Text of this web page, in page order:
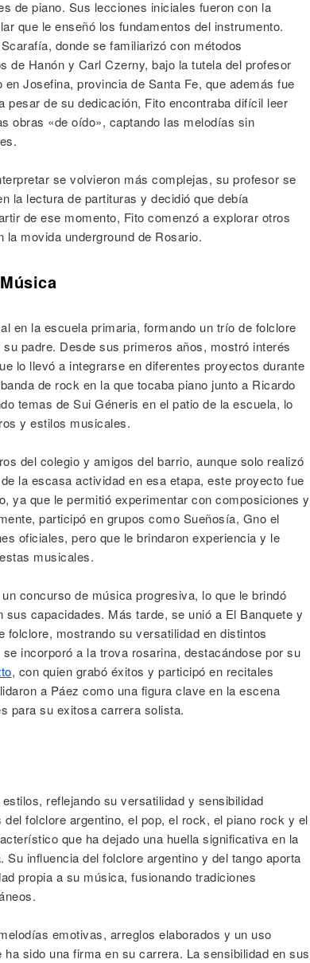
de piano. Sus lecciones iniciales fueron con la
que le enseñó los fundamentos del instrumento.
donde se familiarizó con métodos
de Hanón y Carl Czerny, bajo la tutela del profesor
Josefina, provincia de Santa Fe, que además fue
pesar de su dedicación, Fito encontraba difícil leer
obras «de oído», captando las melodías sin
se volvieron más complejas, su profesor se
la lectura de partituras y decidió que debía
de ese momento, Fito comenzó a explorar otros
movida underground de Rosario.
en la escuela primaria, formando un trío de folclore
padre. Desde sus primeros años, mostró interés
lo llevó a integrarse en diferentes proyectos durante
de rock en la que tocaba piano junto a Ricardo
temas de Sui Géneris en el patio de la escuela, lo
y estilos musicales.
del colegio y amigos del barrio, aunque solo realizó
la escasa actividad en esa etapa, este proyecto fue
ya que le permitió experimentar con composiciones y
participó en grupos como Sueñosía, Gno el
oficiales, pero que le brindaron experiencia y le
musicales.
concurso de música progresiva, lo que le brindó
capacidades. Más tarde, se unió a El Banquete y
folclore, mostrando su versatilidad en distintos
incorporó a la trova rosarina, destacándose por su
, con quien grabó éxitos y participó en recitales
a Páez como una figura clave en la escena
para su exitosa carrera solista.
reflejando su versatilidad y sensibilidad
folclore argentino, el pop, el rock, el piano rock y el
que ha dejado una huella significativa en la
influencia del folclore argentino y del tango aporta
propia a su música, fusionando tradiciones
emotivas, arreglos elaborados y un uso
sido una firma en su carrera. La sensibilidad en sus